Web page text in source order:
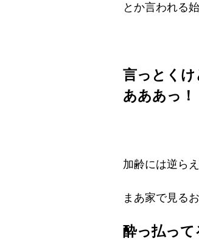
とか言われる
言っとく
あああっ！
加齢には逆らえ
まあ家で見る
酔っ払って